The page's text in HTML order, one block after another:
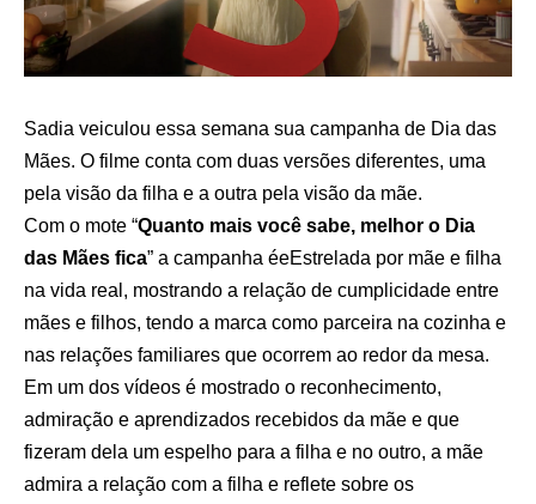
Sadia veiculou essa semana sua campanha de Dia das
Mães. O filme conta com duas versões diferentes, uma
pela visão da filha e a outra pela visão da mãe.
Com o mote “Quanto mais você sabe, melhor o Dia
das Mães fica” a campanha éeEstrelada por mãe e filha
na vida real, mostrando a relação de cumplicidade entre
mães e filhos, tendo a marca como parceira na cozinha e
nas relações familiares que ocorrem ao redor da mesa.
Em um dos vídeos é mostrado o reconhecimento,
admiração e aprendizados recebidos da mãe e que
fizeram dela um espelho para a filha e no outro, a mãe
admira a relação com a filha e reflete sobre os